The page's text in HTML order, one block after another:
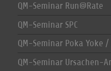
QM-Seminar Run@Rate
QM-Seminar SPC
QM-Seminar Poka Yoke
QM-Seminar Ursachen-